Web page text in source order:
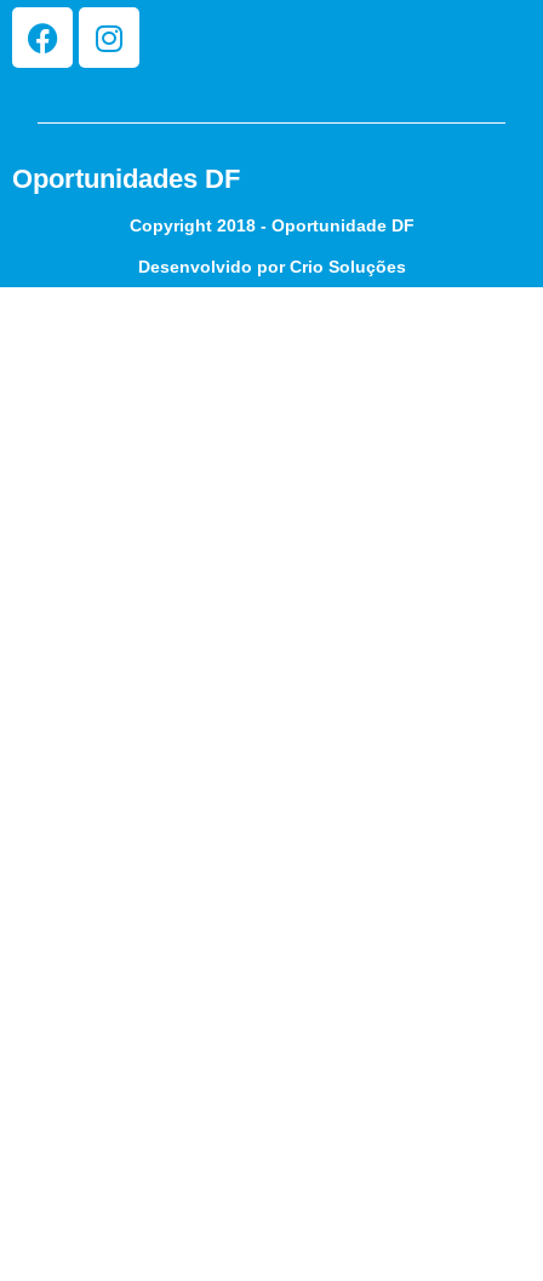
Oportunidades DF
Copyright 2018 - Oportunidade DF
Desenvolvido por Crio Soluções